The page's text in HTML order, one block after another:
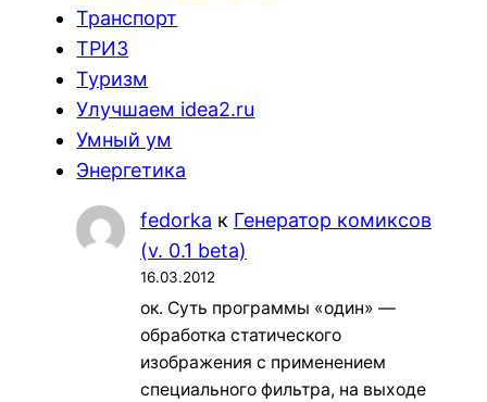
Транспорт
ТРИЗ
Туризм
Улучшаем idea2.ru
Умный ум
Энергетика
fedorka к Генератор комиксов
(v. 0.1 beta)
16.03.2012
ок. Суть программы «один» —
обработка статического
изображения с применением
специального фильтра, на выходе